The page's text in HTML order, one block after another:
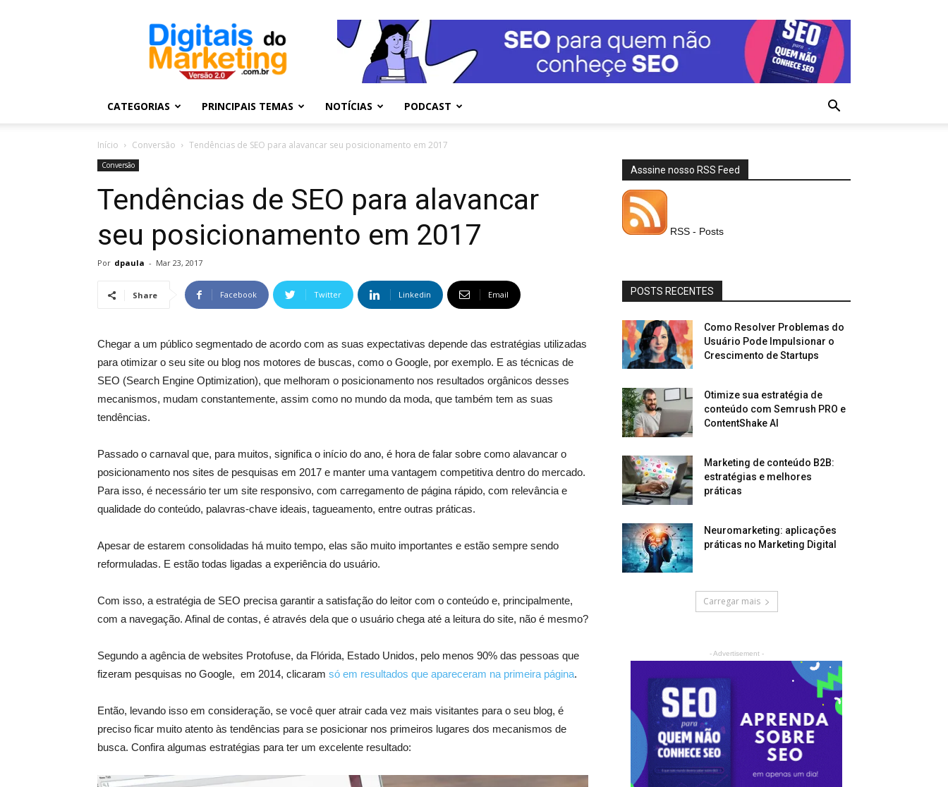
Digitais
Marketing
CATEGORIAS PRINCIPAIS TEMAS NOTÍCIAS PODCAST
Início Conversão Tendências de SEO para alavancar seu posicionamento em 2017
Conversão
Tendências de SEO para alavancar
seu posicionamento em 2017
Por dpaula - Mar 23, 2017
Share Facebook Twitter Linkedin Email
Chegar a um público segmentado de acordo com as suas expectativas depende das estratégias utilizadas
para otimizar o seu site ou blog nos motores de buscas, como o Google, por exemplo. E as técnicas de
SEO (Search Engine Optimization), que melhoram o posicionamento nos resultados orgânicos desses
mecanismos, mudam constantemente, assim como no mundo da moda, que também tem as suas
tendências.
Passado o carnaval que, para muitos, significa o início do ano, é hora de falar sobre como alavancar o
posicionamento nos sites de pesquisas em 2017 e manter uma vantagem competitiva dentro do mercado.
Para isso, é necessário ter um site responsivo, com carregamento de página rápido, com relevância e
qualidade do conteúdo, palavras-chave ideais, tagueamento, entre outras práticas.
Apesar de estarem consolidadas há muito tempo, elas são muito importantes e estão sempre sendo
reformuladas. E estão todas ligadas a experiência do usuário.
Com isso, a estratégia de SEO precisa garantir a satisfação do leitor com o conteúdo e, principalmente,
com a navegação. Afinal de contas, é através dela que o usuário chega até a leitura do site, não é mesmo?
Segundo a agência de websites Protofuse, da Flórida, Estado Unidos, pelo menos 90% das pessoas que
fizeram pesquisas no Google, em 2014, clicaram só em resultados que apareceram na primeira página.
Então, levando isso em consideração, se você quer atrair cada vez mais visitantes para o seu blog, é
preciso ficar muito atento às tendências para se posicionar nos primeiros lugares dos mecanismos de
busca. Confira algumas estratégias para ter um excelente resultado:
Asssine nosso RSS Feed
RSS - Posts
POSTS RECENTES
Como Resolver Problemas do
Usuário Pode Impulsionar o
Crescimento de Startups
Otimize sua estratégia de
conteúdo com Semrush PRO e
ContentShake AI
Marketing de conteúdo B2B:
estratégias e melhores
práticas
Neuromarketing: aplicações
práticas no Marketing Digital
Carregar mais
- Advertisement -